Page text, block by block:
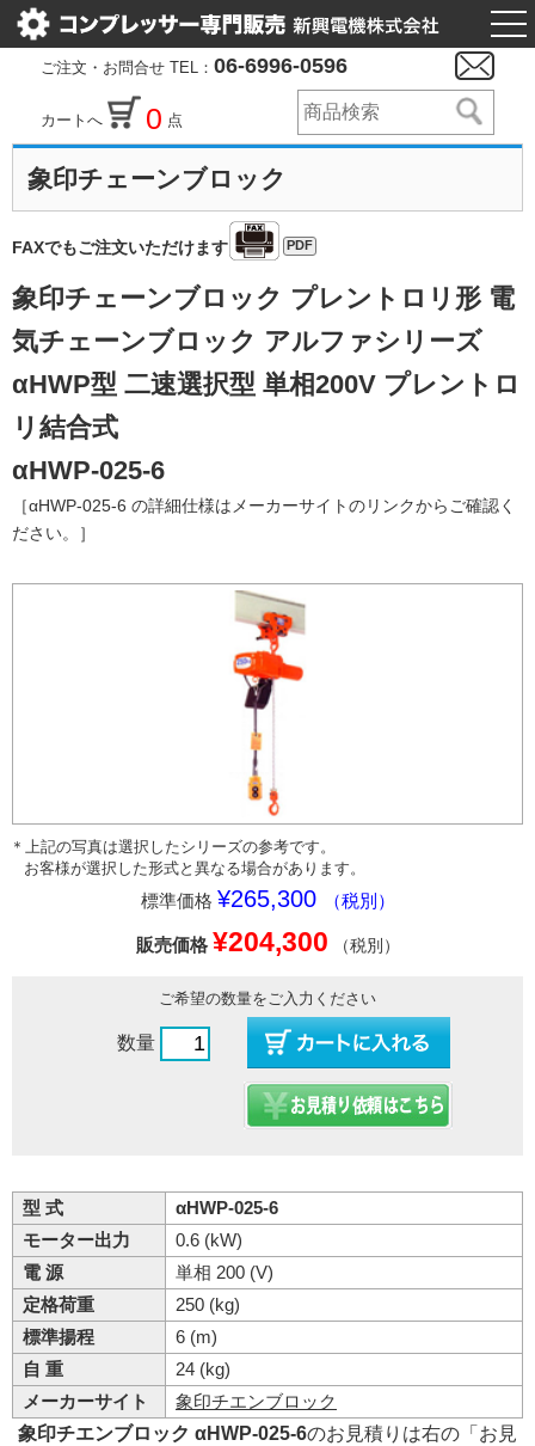
ご注文・お問合せ TEL： 06-6996-0596
カートへ 0 点
象印チェーンブロック
FAXでもご注文いただけます PDF
象印チェーンブロック プレントロリ形 電
気チェーンブロック アルファシリーズ
αHWP型 二速選択型 単相200V プレントロ
リ結合式
αHWP-025-6
［αHWP-025-6 の詳細仕様はメーカーサイトのリンクからご確認く
ださい。］
＊上記の写真は選択したシリーズの参考です。
お客様が選択した形式と異なる場合があります。
標準価格 ¥265,300 （税別）
販売価格 ¥204,300 （税別）
ご希望の数量をご入力ください
数量
型 式
αHWP-025-6
モーター出力
0.6 (kW)
電 源
単相 200 (V)
定格荷重
250 (kg)
標準揚程
6 (m)
自 重
24 (kg)
メーカーサイト
象印チエンブロック
象印チエンブロック αHWP-025-6のお見積りは右の「お見